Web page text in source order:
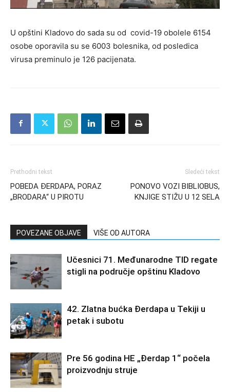
U opštini Kladovo do sada su od covid-19 obolele 6154
osobe oporavila su se 6003 bolesnika, od posledica
virusa preminulo je 126 pacijenata.
Prethodni tekst
POBEDA ĐERDAPA, PORAZ
„BRODARA“ U PIROTU
Sledeći tekst
PONOVO VOZI BIBLIOBUS,
KNJIGE STIŽU U 12 SELA
POVEZANE OBJAVE VIŠE OD AUTORA
Učesnici 71. Međunarodne TID regate
stigli na područje opštinu Kladovo
42. Zlatna bućka Đerdapa u Tekiji u
petak i subotu
Pre 56 godina HE „Đerdap 1“ počela
proizvodnju struje